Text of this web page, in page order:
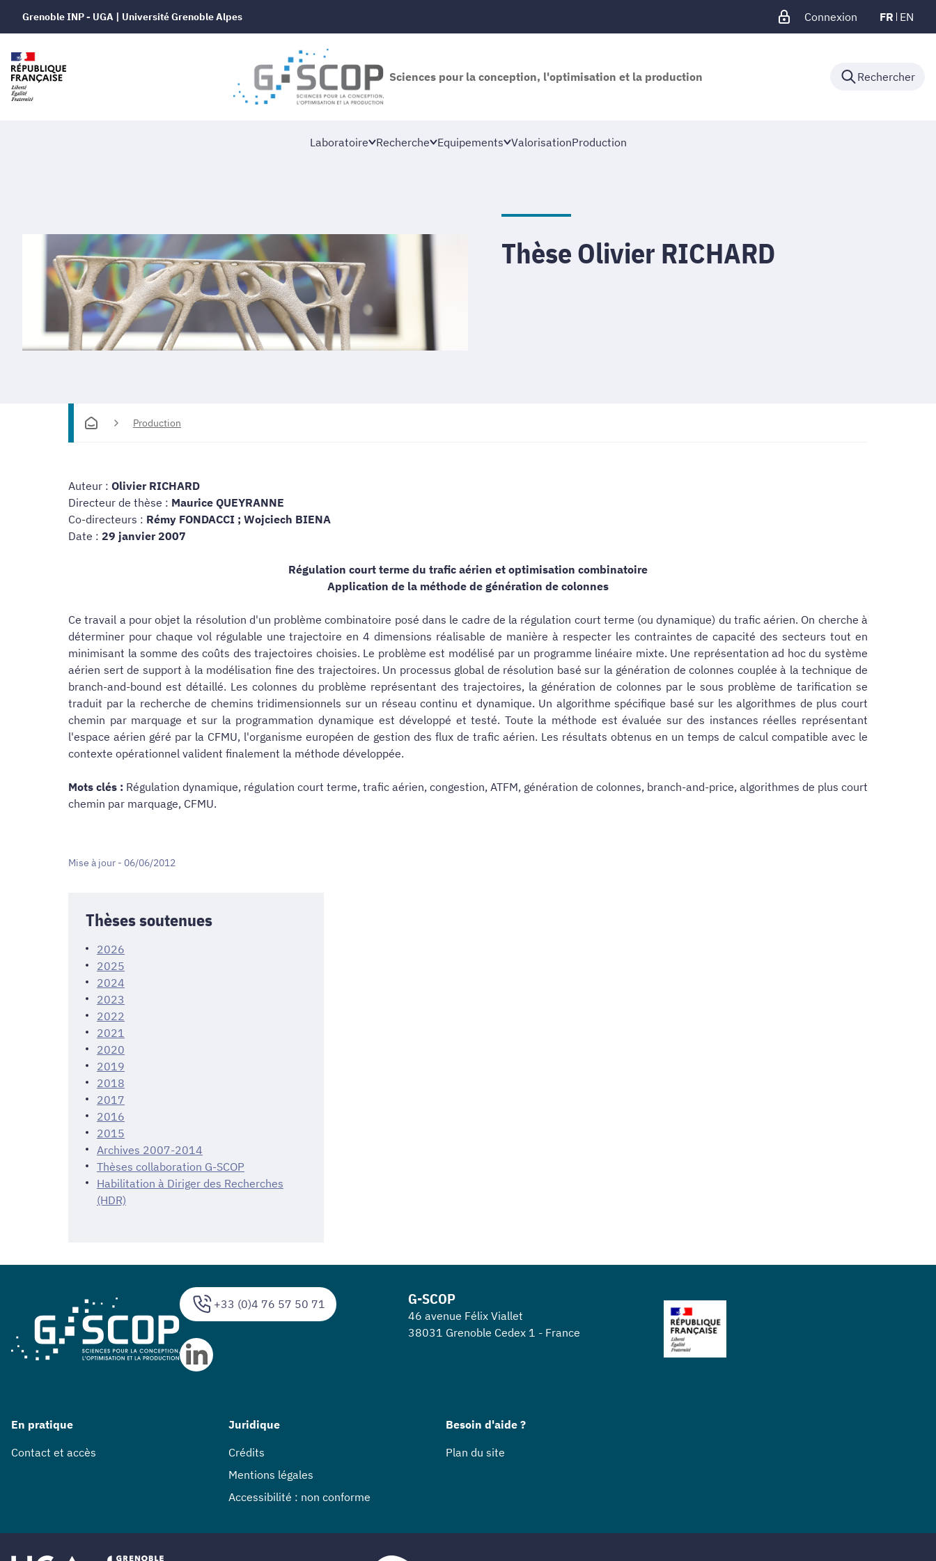
Grenoble INP - UGA | Université Grenoble Alpes Connexion FR EN
Sciences pour la conception, l'optimisation et la production Rechercher
Laboratoire Recherche Equipements ValorisationProduction
Thèse Olivier RICHARD
Production
Auteur : Olivier RICHARD
Directeur de thèse : Maurice QUEYRANNE
Co-directeurs : Rémy FONDACCI ; Wojciech BIENA
Date : 29 janvier 2007
Régulation court terme du trafic aérien et optimisation combinatoire
Application de la méthode de génération de colonnes
Ce travail a pour objet la résolution d'un problème combinatoire posé dans le cadre de la régulation court terme (ou dynamique) du trafic aérien. On cherche à
déterminer pour chaque vol régulable une trajectoire en 4 dimensions réalisable de manière à respecter les contraintes de capacité des secteurs tout en
minimisant la somme des coûts des trajectoires choisies. Le problème est modélisé par un programme linéaire mixte. Une représentation ad hoc du système
aérien sert de support à la modélisation fine des trajectoires. Un processus global de résolution basé sur la génération de colonnes couplée à la technique de
branch-and-bound est détaillé. Les colonnes du problème représentant des trajectoires, la génération de colonnes par le sous problème de tarification se
traduit par la recherche de chemins tridimensionnels sur un réseau continu et dynamique. Un algorithme spécifique basé sur les algorithmes de plus court
chemin par marquage et sur la programmation dynamique est développé et testé. Toute la méthode est évaluée sur des instances réelles représentant
l'espace aérien géré par la CFMU, l'organisme européen de gestion des flux de trafic aérien. Les résultats obtenus en un temps de calcul compatible avec le
contexte opérationnel valident finalement la méthode développée.
Mots clés : Régulation dynamique, régulation court terme, trafic aérien, congestion, ATFM, génération de colonnes, branch-and-price, algorithmes de plus court
chemin par marquage, CFMU.
Mise à jour - 06/06/2012
Thèses soutenues
2026
2025
2024
2023
2022
2021
2020
2019
2018
2017
2016
2015
Archives 2007-2014
Thèses collaboration G-SCOP
Habilitation à Diriger des Recherches
(HDR)
+33 (0)4 76 57 50 71 G-SCOP
46 avenue Félix Viallet
38031 Grenoble Cedex 1 - France
En pratique
Contact et accès
Juridique
Crédits
Mentions légales
Accessibilité : non conforme
Besoin d'aide ?
Plan du site